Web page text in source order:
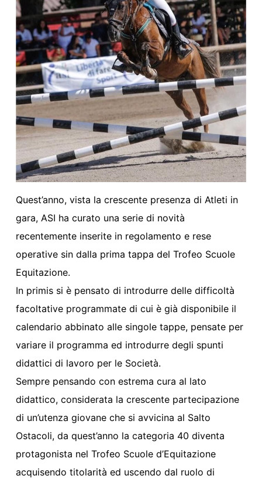
Quest’anno, vista la crescente presenza di Atleti in
gara, ASI ha curato una serie di novità
recentemente inserite in regolamento e rese
operative sin dalla prima tappa del Trofeo Scuole
Equitazione.
In primis si è pensato di introdurre delle difficoltà
facoltative programmate di cui è già disponibile il
calendario abbinato alle singole tappe, pensate per
variare il programma ed introdurre degli spunti
didattici di lavoro per le Società.
Sempre pensando con estrema cura al lato
didattico, considerata la crescente partecipazione
di un’utenza giovane che si avvicina al Salto
Ostacoli, da quest’anno la categoria 40 diventa
protagonista nel Trofeo Scuole d’Equitazione
acquisendo titolarità ed uscendo dal ruolo di